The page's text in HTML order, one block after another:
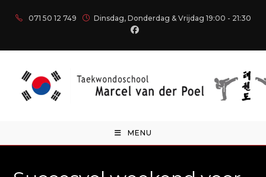
071 50 12 749 Dinsdag, Donderdag & Vrijdag 19:00 - 21:30
MENU